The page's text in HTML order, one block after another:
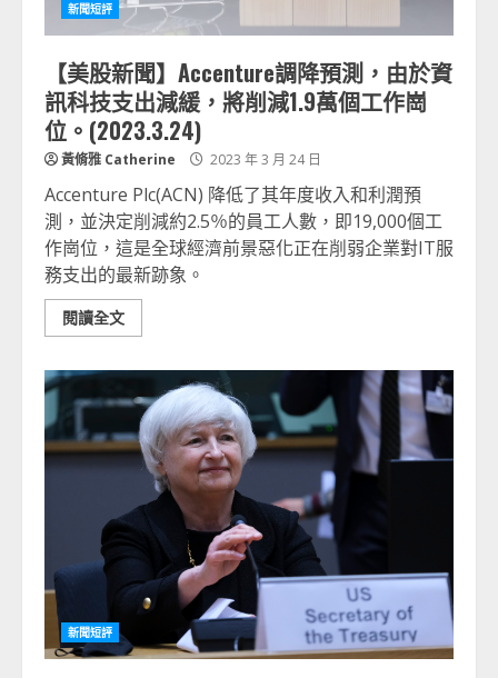
新聞短評
【美股新聞】Accenture調降預測，由於資
訊科技支出減緩，將削減1.9萬個工作崗
位。(2023.3.24)
黃脩雅 Catherine 2023 年 3 月 24 日
Accenture Plc(ACN) 降低了其年度收入和利潤預
測，並決定削減約2.5％的員工人數，即19,000個工
作崗位，這是全球經濟前景惡化正在削弱企業對IT服
務支出的最新跡象。
閱讀全文
新聞短評